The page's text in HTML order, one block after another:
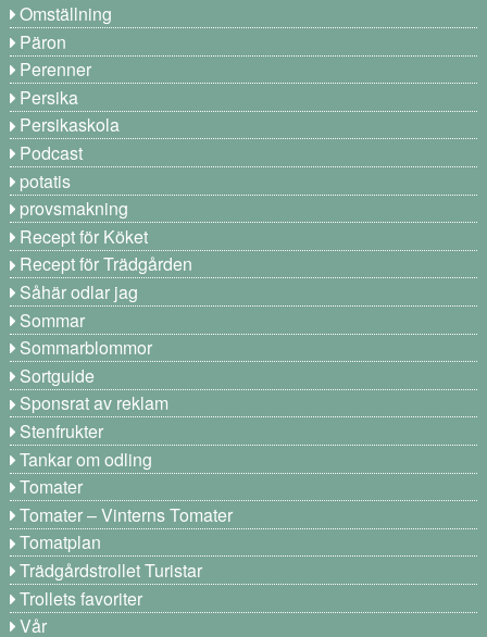
Omställning
Päron
Perenner
Persika
Persikaskola
Podcast
potatis
provsmakning
Recept för Köket
Recept för Trädgården
Såhär odlar jag
Sommar
Sommarblommor
Sortguide
Sponsrat av reklam
Stenfrukter
Tankar om odling
Tomater
Tomater – Vinterns Tomater
Tomatplan
Trädgårdstrollet Turistar
Trollets favoriter
Vår